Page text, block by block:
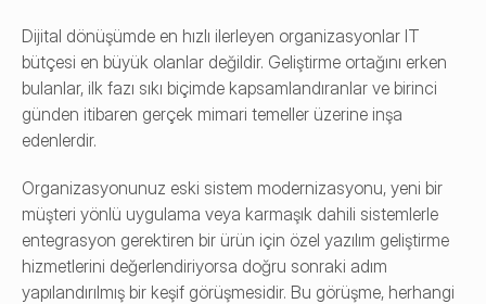
Dijital dönüşümde en hızlı ilerleyen organizasyonlar IT
bütçesi en büyük olanlar değildir. Geliştirme ortağını erken
bulanlar, ilk fazı sıkı biçimde kapsamlandıranlar ve birinci
günden itibaren gerçek mimari temeller üzerine inşa
edenlerdir.
Organizasyonunuz eski sistem modernizasyonu, yeni bir
müşteri yönlü uygulama veya karmaşık dahili sistemlerle
entegrasyon gerektiren bir ürün için özel yazılım geliştirme
hizmetlerini değerlendiriyorsa doğru sonraki adım
yapılandırılmış bir keşif görüşmesidir. Bu görüşme, herhangi